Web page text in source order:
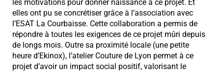
les motivations pour donner naissance à ce projet. Et
elles ont pu se concrétiser grâce à l’association avec
l’ESAT La Courbaisse. Cette collaboration a permis de
répondre à toutes les exigences de ce projet mûri depuis
de longs mois. Outre sa proximité locale (une petite
heure d’Ekinox), l’atelier Couture de Lyon permet à ce
projet d’avoir un impact social positif, valorisant le